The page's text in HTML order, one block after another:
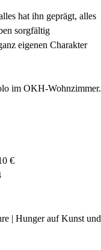
hat ihn geprägt, alles
sorgfältig
eigenen Charakter
im OKH-Wohnzimmer.
€
| Hunger auf Kunst und